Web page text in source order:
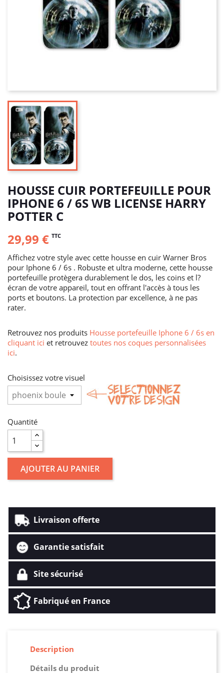
HOUSSE CUIR PORTEFEUILLE POUR
IPHONE 6 / 6S WB LICENSE HARRY
POTTER C
29,99 € TTC
Affichez votre style avec cette housse en cuir Warner Bros
pour Iphone 6 / 6s . Robuste et ultra moderne, cette housse
portefeuille protègera durablement le dos, les coins et l?
écran de votre appareil, tout en offrant l'accès à tous les
ports et boutons. La protection par excellence, à ne pas
rater.
Retrouvez nos produits Housse portefeuille Iphone 6 / 6s en
cliquant ici et retrouvez toutes nos coques personnalisées
ici.
Choisissez votre visuel
Quantité
AJOUTER AU PANIER
Livraison offerte
Garantie satisfait
Site sécurisé
Fabriqué en France
Description
Détails du produit